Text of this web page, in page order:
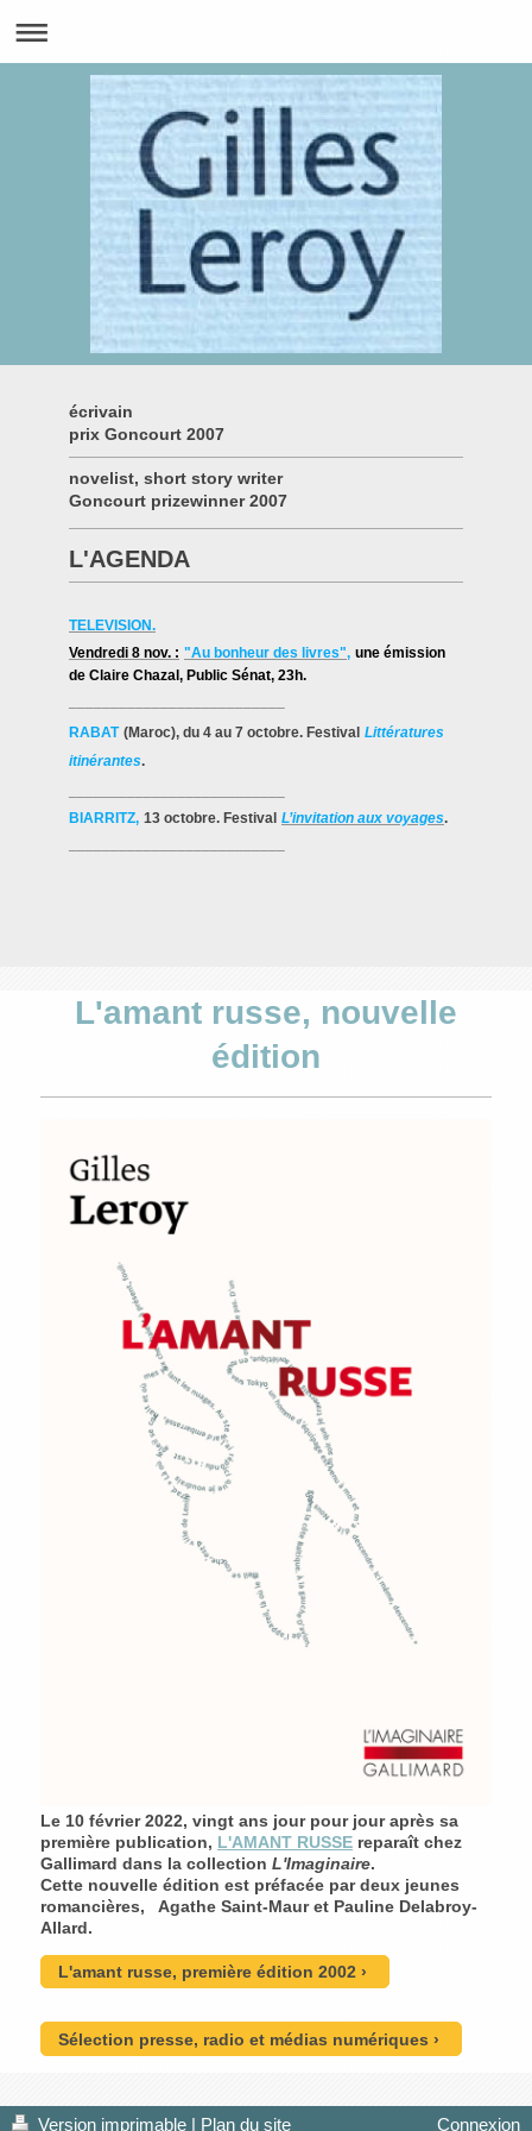
écrivain
prix Goncourt 2007
novelist, short story writer
Goncourt prizewinner 2007
L'AGENDA
TELEVISION.
Vendredi 8 nov. : "Au bonheur des livres", une émission
de Claire Chazal, Public Sénat, 23h.
RABAT (Maroc), du 4 au 7 octobre. Festival Littératures
itinérantes.
BIARRITZ, 13 octobre. Festival L’invitation aux voyages.
L'amant russe, nouvelle
édition
Le 10 février 2022, vingt ans jour pour jour après sa
première publication, L'AMANT RUSSE reparaît chez
Gallimard dans la collection L'Imaginaire.
Cette nouvelle édition est préfacée par deux jeunes
romancières, Agathe Saint-Maur et Pauline Delabroy-
Allard.
L'amant russe, première édition 2002
Sélection presse, radio et médias numériques
Version imprimable | Plan du site Connexion